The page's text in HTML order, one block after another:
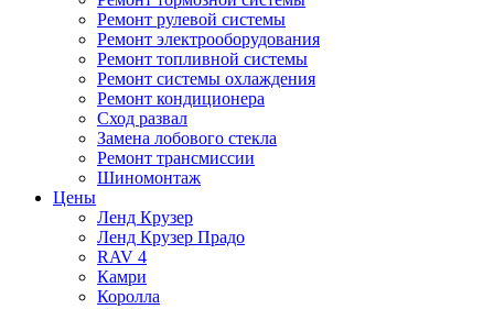
Ремонт рулевой системы
Ремонт электрооборудования
Ремонт топливной системы
Ремонт системы охлаждения
Ремонт кондиционера
Сход развал
Замена лобового стекла
Ремонт трансмиссии
Шиномонтаж
Цены
Ленд Крузер
Ленд Крузер Прадо
RAV 4
Камри
Королла